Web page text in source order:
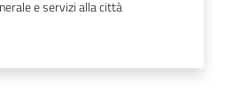
e servizi alla città